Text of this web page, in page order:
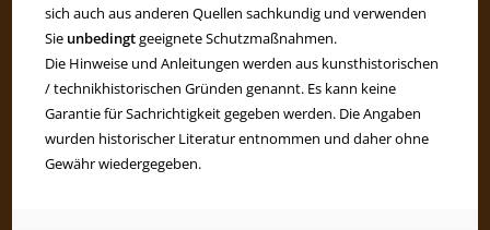
sich auch aus anderen Quellen sachkundig und verwenden
Sie unbedingtgeeignete Schutzmaßnahmen.
Die Hinweise und Anleitungen werden aus kunsthistorischen
/ technikhistorischen Gründen genannt. Es kann keine
Garantie für Sachrichtigkeit gegeben werden. Die Angaben
wurden historischer Literatur entnommen und daher ohne
Gewähr wiedergegeben.